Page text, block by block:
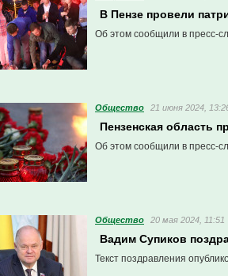
В Пензе провели
Об этом сообщили в пресс-
Общество 21 июня 2024,
Пензенская область
Об этом сообщили в пресс-
Общество 20 мая 2024, 11:51
Вадим Супиков
Текст поздравления